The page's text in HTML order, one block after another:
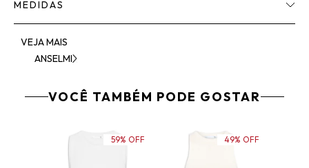
MEDIDAS
VEJA MAIS
ANSELMI
VOCÊ TAMBÉM PODE GOSTAR
59% OFF 49% OFF